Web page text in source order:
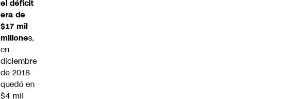
el déficit
era de
$17 mil
millones,
en
diciembre
de 2018
quedó en
$4 mil